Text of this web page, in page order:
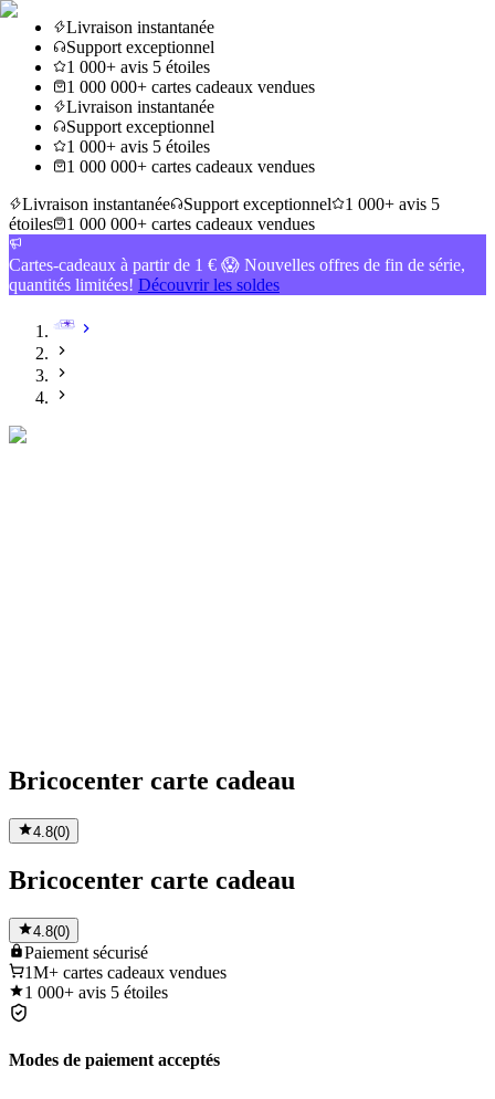
Livraison instantanée
Support exceptionnel
1 000+ avis 5 étoiles
1 000 000+ cartes cadeaux vendues
Livraison instantanée
Support exceptionnel
1 000+ avis 5 étoiles
1 000 000+ cartes cadeaux vendues
Livraison instantanée
Support exceptionnel
1 000+ avis 5
étoiles
1 000 000+ cartes cadeaux vendues
Cartes-cadeaux à partir de 1 € 😱 Nouvelles offres de fin de série,
quantités limitées! Découvrir les soldes
Bricocenter carte cadeau
4.8(0)
Bricocenter carte cadeau
4.8(0)
Paiement sécurisé
1M+ cartes cadeaux vendues
1 000+ avis 5 étoiles
Modes de paiement acceptés